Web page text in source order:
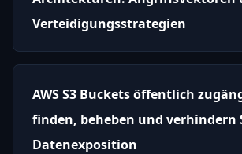
Verteidigungsstrategien
AWS S3 Buckets öffentlich
finden, beheben und verhindern
Datenexposition